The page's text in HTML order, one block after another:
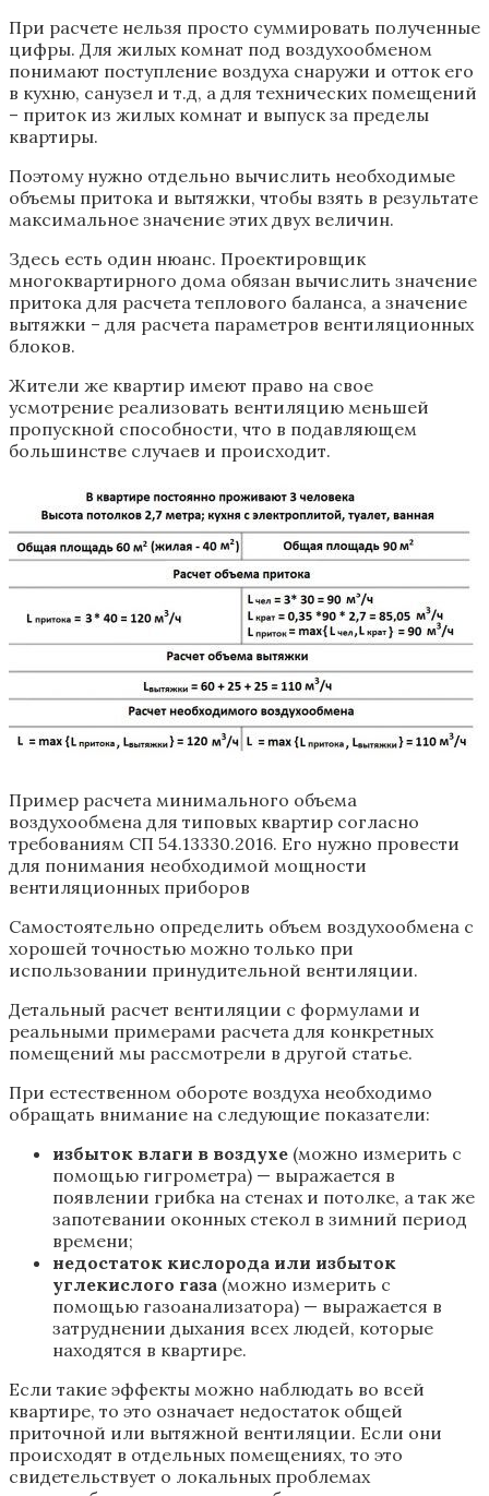
При расчете нельзя просто суммировать полученные
цифры. Для жилых комнат под воздухообменом
понимают поступление воздуха снаружи и отток его
в кухню, санузел и т.д, а для технических помещений
– приток из жилых комнат и выпуск за пределы
квартиры.
Поэтому нужно отдельно вычислить необходимые
объемы притока и вытяжки, чтобы взять в результате
максимальное значение этих двух величин.
Здесь есть один нюанс. Проектировщик
многоквартирного дома обязан вычислить значение
притока для расчета теплового баланса, а значение
вытяжки – для расчета параметров вентиляционных
блоков.
Жители же квартир имеют право на свое
усмотрение реализовать вентиляцию меньшей
пропускной способности, что в подавляющем
большинстве случаев и происходит.
Пример расчета минимального объема
воздухообмена для типовых квартир согласно
требованиям СП 54.13330.2016. Его нужно провести
для понимания необходимой мощности
вентиляционных приборов
Самостоятельно определить объем воздухообмена с
хорошей точностью можно только при
использовании принудительной вентиляции.
Детальный расчет вентиляции с формулами и
реальными примерами расчета для конкретных
помещений мы рассмотрели в другой статье.
При естественном обороте воздуха необходимо
обращать внимание на следующие показатели:
избыток влаги в воздухе (можно измерить с
помощью гигрометра) — выражается в
появлении грибка на стенах и потолке, а так же
запотевании оконных стекол в зимний период
времени;
недостаток кислорода или избыток
углекислого газа (можно измерить с
помощью газоанализатора) — выражается в
затруднении дыхания всех людей, которые
находятся в квартире.
Если такие эффекты можно наблюдать во всей
квартире, то это означает недостаток общей
приточной или вытяжной вентиляции. Если они
происходят в отдельных помещениях, то это
свидетельствует о локальных проблемах